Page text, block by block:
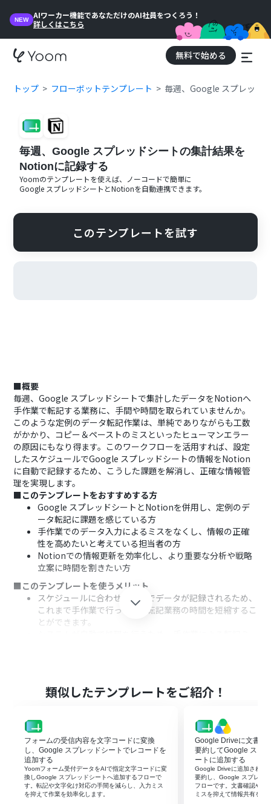
NEW
AIワーカー機能であなただけのAI社員をつくろう！
詳しくはこちら
無料で始める
トップ フローボットテンプレート 毎週、Google スプレッド
毎週、Google スプレッドシートの集計結果を
Notionに記録する
Yoomのテンプレートを使えば、ノーコードで簡単に
Google スプレッドシート とNotionを自動連携できます。
このテンプレートを試す
■概要
毎週、Google スプレッドシートで集計したデータをNotionへ
手作業で転記する業務に、手間や時間を取られていませんか。
このような定例のデータ転記作業は、単純でありながらも工数
がかかり、コピー＆ペーストのミスといったヒューマンエラー
の原因にもなり得ます。このワークフローを活用すれば、設定
したスケジュールでGoogle スプレッドシートの情報をNotion
に自動で記録するため、こうした課題を解消し、正確な情報管
理を実現します。
■このテンプレートをおすすめする方
Google スプレッドシートとNotionを併用し、定例のデ
ータ転記に課題を感じている方
手作業でのデータ入力によるミスをなくし、情報の正確
性を高めたいと考えている担当者の方
Notionでの情報更新を効率化し、より重要な分析や戦略
立案に時間を割きたい方
■このテンプレートを使うメリット
スケジュールに合わせて自動でデータが記録されるため、
これまで手作業で行っていた転記業務の時間を短縮するこ
とができます。
はじめに、Google スプレッドシートとNotionをYoomと
連携します。
「毎週月曜日の午前9時」など、フローを起動したい日時
を任意で設定します。
次に、オペレーションでGoogle スプレッドシートの「複
数のレコードを取得する」アクションを設定し、対象のス
プレッドシートからNotionに記録したいデータを取得し
ます。
続けて、オペレーションで繰り返し処理機能を設定し、取
類似したテンプレートをご紹介！
フォームの受信内容を文字コードに変換
し、Google スプレッドシートでレコードを
追加する
Yoomフォーム受付データをAIで指定文字コードに変
換しGoogle スプレッドシートへ追加するフローで
す。転記や文字化け対応の手間を減らし、入力ミス
を抑えて作業を効率化します。
Google Driveに文書が
要約してGoogle スプ
ートに追加する
Google Driveに追加された
要約し、Google スプレッ
フローです。文書確認や転
ミスを抑えて情報共有を早